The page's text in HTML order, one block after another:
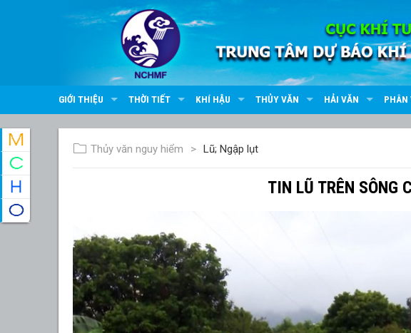
GIỚI THIỆU THỜI TIẾT KHÍ HẬU THỦY VĂN HẢI VĂN PHÂN
Thủy văn nguy hiểm Lũ; Ngập lụt
TIN LŨ TRÊN SÔNG